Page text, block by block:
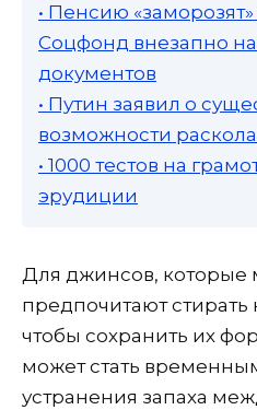
• Пенсию
Соцфонд внезапно
документов
• Путин заявил о
возможности
• 1000 тестов на
эрудиции
Для джинсов, которые
предпочитают
чтобы сохранить их
может стать
устранения запаха